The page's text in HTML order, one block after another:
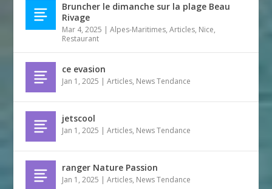
Bruncher le dimanche sur la plage Beau
Rivage
Mar 4, 2025 |Alpes-Maritimes,Articles, Nice,
Restaurant
ce evasion
Jan 1, 2025 |Articles, News Tendance
jetscool
Jan 1, 2025 |Articles, News Tendance
ranger Nature Passion
Jan 1, 2025 |Articles, News Tendance